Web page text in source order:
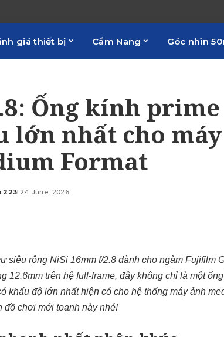
giá thiết bị Cẩm Nang Góc nhìn
Ống kính prime
lớn nhất cho máy
Format
223 24 June, 2026
siêu rộng NiSi 16mm f/2.8 dành cho ngàm Fujifilm
trên hệ full-frame, đây không chỉ là một
khẩu độ lớn nhất hiện có cho hệ thống máy ảnh
đồ chơi mới toanh này nhé!